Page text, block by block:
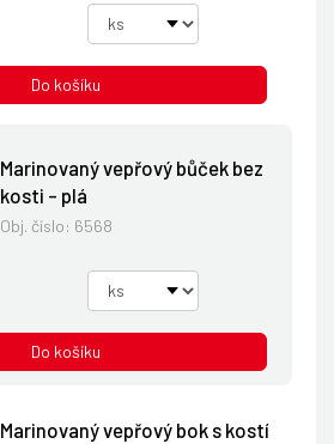
Do košíku
Marinovaný vepřový bůček bez
kosti - plá
Obj. číslo: 6568
Do košíku
Marinovaný vepřový bok s kostí